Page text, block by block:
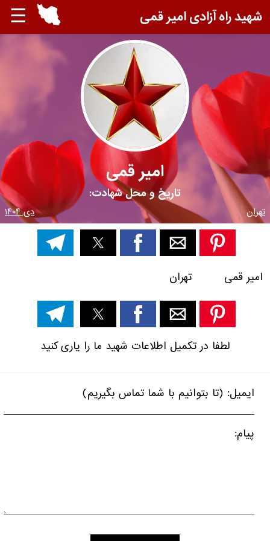
☰ شهید راه آزادی امیر قمی
امیر قمی
تاریخ و محل شهادت:
تهران دی ۱۴۰۴
امیر قمی تهران
لطفا در تکمیل اطلاعات شهید ما را یاری کنید
ایمیل: (تا بتوانیم با شما تماس بگیریم)
پیام: